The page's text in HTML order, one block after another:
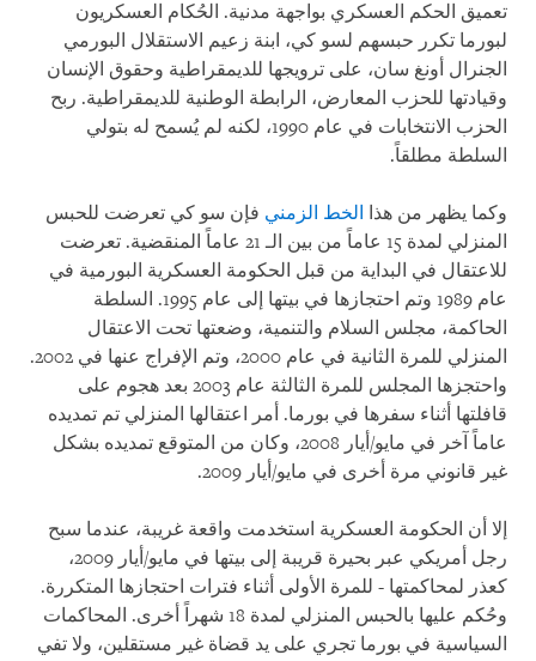
تعميق الحكم العسكري بواجهة مدنية. الحُكام العسكريون
لبورما تكرر حبسهم لسو كي، ابنة زعيم الاستقلال البورمي
الجنرال أونغ سان، على ترويجها للديمقراطية وحقوق الإنسان
وقيادتها للحزب المعارض، الرابطة الوطنية للديمقراطية. ربح
الحزب الانتخابات في عام 1990، لكنه لم يُسمح له بتولي
السلطة مطلقاً.
وكما يظهر من هذا الخط الزمني فإن سو كي تعرضت للحبس
المنزلي لمدة 15 عاماً من بين الـ 21 عاماً المنقضية. تعرضت
للاعتقال في البداية من قبل الحكومة العسكرية البورمية في
عام 1989 وتم احتجازها في بيتها إلى عام 1995. السلطة
الحاكمة، مجلس السلام والتنمية، وضعتها تحت الاعتقال
المنزلي للمرة الثانية في عام 2000، وتم الإفراج عنها في 2002.
واحتجزها المجلس للمرة الثالثة عام 2003 بعد هجوم على
قافلتها أثناء سفرها في بورما. أمر اعتقالها المنزلي تم تمديده
عاماً آخر في مايو/أيار 2008، وكان من المتوقع تمديده بشكل
غير قانوني مرة أخرى في مايو/أيار 2009.
إلا أن الحكومة العسكرية استخدمت واقعة غريبة، عندما سبح
رجل أمريكي عبر بحيرة قريبة إلى بيتها في مايو/أيار 2009،
كعذر لمحاكمتها - للمرة الأولى أثناء فترات احتجازها المتكررة.
وحُكم عليها بالحبس المنزلي لمدة 18 شهراً أخرى. المحاكمات
السياسية في بورما تجري على يد قضاة غير مستقلين، ولا تفي